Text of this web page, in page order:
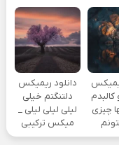
کالبدم
چیزی
دانلود ریمیکس
دلتنگتم خیلی
لیلی لیلی لیلی _
میکس ترکیبی